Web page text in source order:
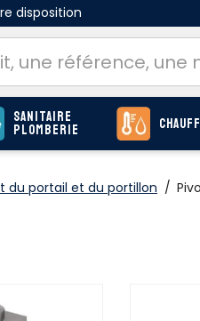
disposition
Sanitaire
Plomberie
du portail et du portillon /